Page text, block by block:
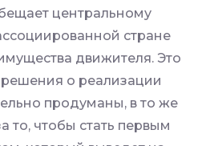
центральному
стране
движителя. Это
решения о реализации
продуманы, в то же
то, чтобы стать первым